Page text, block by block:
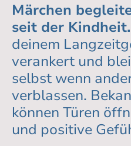
Märchen
seit der Kindheit.
deinem
verankert und
selbst wenn
verblassen.
können Türen
und positive